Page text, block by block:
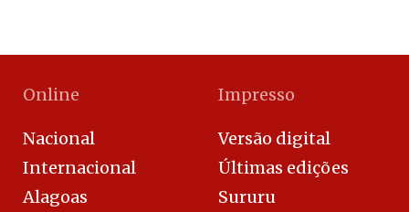
Online
Nacional
Internacional
Alagoas
Impresso
Versão digital
Últimas edições
Sururu